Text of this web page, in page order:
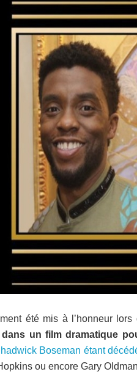
été mis à l’honneur lors
un film dramatique
Boseman étant
ou encore Gary